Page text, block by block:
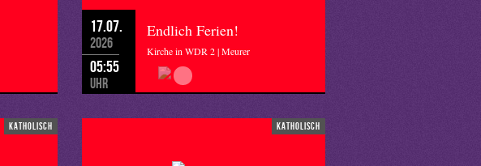
17.07.
2026
05:55
Uhr
Endlich Ferien!
Kirche in WDR 2 | Meurer
katholisch katholisch